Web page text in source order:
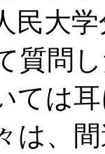
民大
質問
ては
は、